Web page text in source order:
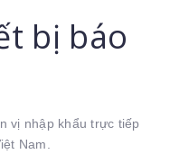
bị báo
vị nhập khẩu trực tiếp
Nam.